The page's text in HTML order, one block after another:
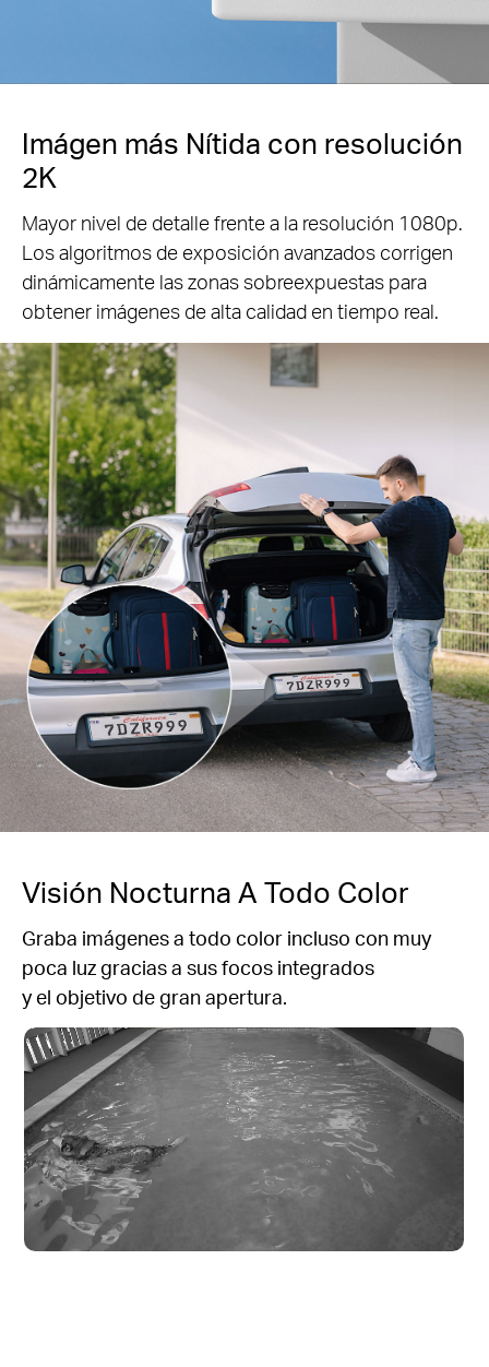
Imágen más Nítida con resolución
2K
Mayor nivel de detalle frente a la resolución 1080p.
Los algoritmos de exposición avanzados corrigen
dinámicamente las zonas sobreexpuestas para
obtener imágenes de alta calidad en tiempo real.
Visión Nocturna A Todo Color
Graba imágenes a todo color incluso con muy
poca luz gracias a sus focos integrados
y el objetivo de gran apertura.